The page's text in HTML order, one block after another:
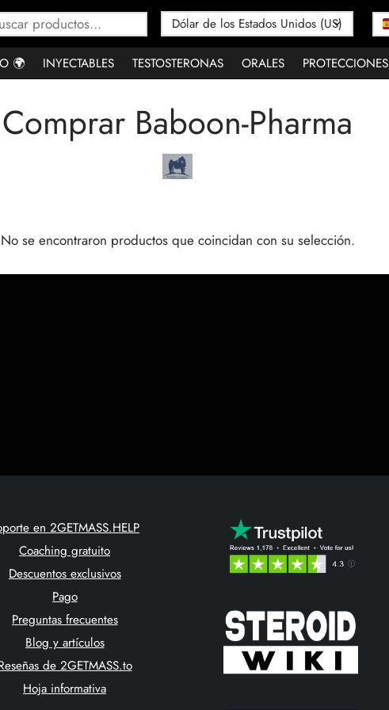
Buscar
por:
🌍 INYECTABLES TESTOSTERONAS ORALES PROTECCIONES
Comprar Baboon-Pharma
No se encontraron productos que coincidan con su selección.
en 2GETMASS.HELP
Coaching gratuito
Descuentos exclusivos
Pago
Preguntas frecuentes
Blog y artículos
de 2GETMASS.to
Hoja informativa